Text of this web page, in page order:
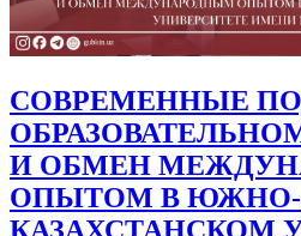
Подробнее...